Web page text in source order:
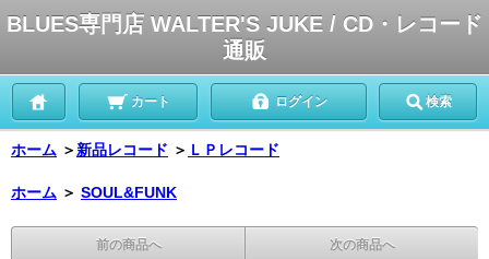
BLUES専門店 WALTER'S JUKE / CD・レコード
通販
カート ログイン 検索
ホーム ＞ 新品レコード ＞ ＬＰレコード
ホーム ＞ SOUL&FUNK
前の商品へ 次の商品へ